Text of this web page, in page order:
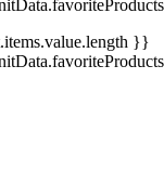
}}